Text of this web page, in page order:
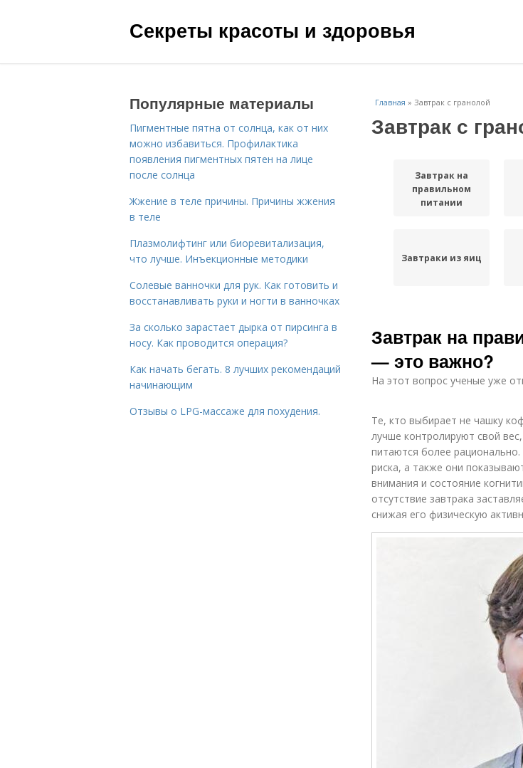
Секреты красоты и здоровья
Главная » Завтрак с гранолой
Завтрак с
Завтрак на
правильном
питании
Завтраки из яиц
Завтрак на
— это важно?
На этот вопрос ученые уже
Те, кто выбирает не чашку
лучше контролируют свой
питаются более
риска, а также они
внимания и состояние
отсутствие завтрака
снижая его физическую
Популярные материалы
Пигментные пятна от солнца, как от них
можно избавиться. Профилактика
появления пигментных пятен на лице
после солнца
Жжение в теле причины. Причины жжения
в теле
Плазмолифтинг или биоревитализация,
что лучше. Инъекционные методики
Солевые ванночки для рук. Как готовить и
восстанавливать руки и ногти в ванночках
За сколько зарастает дырка от пирсинга в
носу. Как проводится операция?
Как начать бегать. 8 лучших рекомендаций
начинающим
Отзывы о LPG-массаже для похудения.